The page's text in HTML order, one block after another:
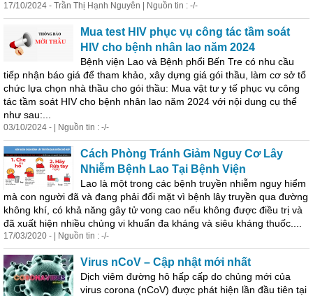
17/10/2024 - Trần Thị Hạnh Nguyên | Nguồn tin : -/-
Mua test HIV phục vụ công tác tầm soát
HIV cho bệnh nhân lao năm 2024
Bệnh viện Lao và Bệnh phổi Bến Tre có nhu cầu
tiếp nhận báo giá để tham khảo, xây dựng giá gói thầu, làm cơ sở tổ
chức lựa chọn nhà thầu cho gói thầu: Mua vật tư y tế phục vụ công
tác tầm soát HIV cho bệnh nhân lao năm 2024 với nội dung cụ thể
như sau:...
03/10/2024 - | Nguồn tin : -/-
Cách Phòng Tránh Giảm Nguy Cơ Lây
Nhiễm Bệnh Lao Tại Bệnh Viện
Lao là một trong các bệnh truyền nhiễm nguy hiểm
mà con người đã và đang phải đối mặt vì bệnh lây truyền qua đường
không khí, có khả năng gây tử vong cao nếu không được điều trị và
đã xuất hiện nhiều chủng vi khuẩn đa kháng và siêu kháng thuốc....
17/03/2020 - | Nguồn tin : -/-
Virus nCoV – Cập nhật mới nhất
Dịch viêm đường hô hấp cấp do chủng mới của
virus corona (nCoV) được phát hiện lần đầu tiên tại